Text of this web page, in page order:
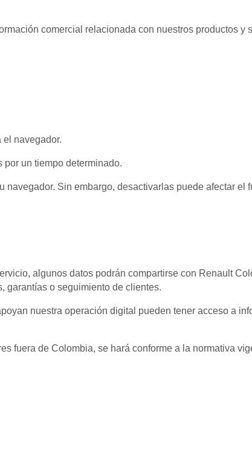
comercial relacionada con nuestros productos y
navegador.
un tiempo determinado.
Sin embargo, desactivarlas puede afectar el
algunos datos podrán compartirse con Renault
garantías o seguimiento de clientes.
nuestra operación digital pueden tener acceso a
fuera de Colombia, se hará conforme a la normativa